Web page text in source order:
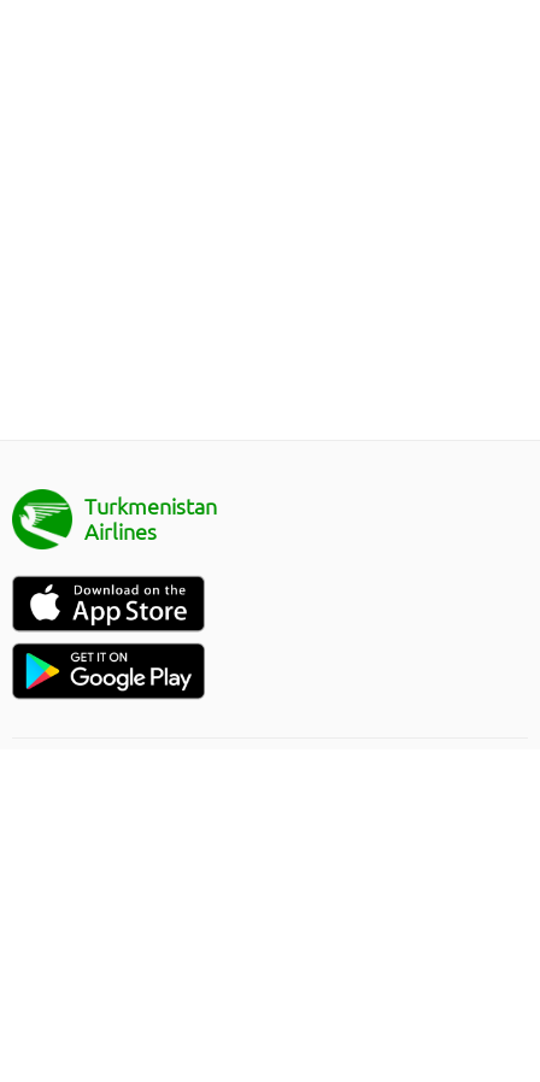
Turkmenistan
Airlines